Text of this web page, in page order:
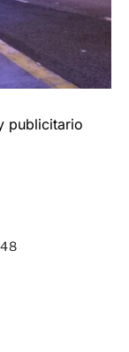
publicitario
48